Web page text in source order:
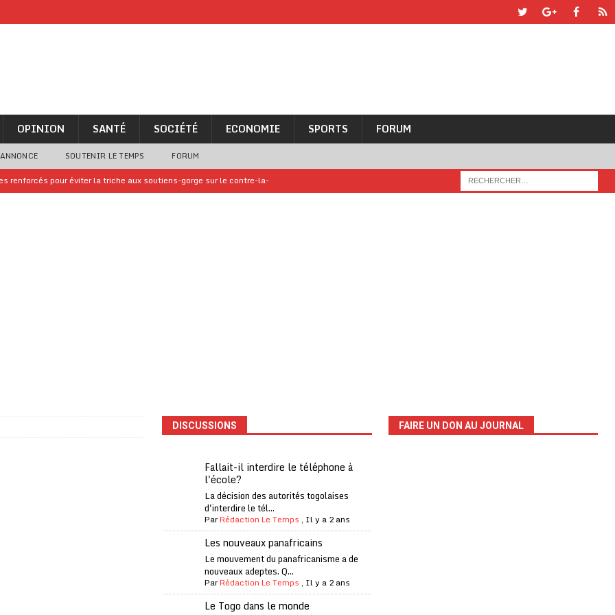
OPINION SANTÉ SOCIÉTÉ ECONOMIE SPORTS FORUM
SOUTENIR LE TEMPS FORUM
renforcés pour éviter la triche aux soutiens-gorge sur le contre-la-
l’Italie et de l’AC Milan, est mort à 66 ans
A LA UNE
trophée de la Coupe du monde
menace à «l’unanimité» d’un boycott des Coupes du monde
A LA UNE
DISCUSSIONS
Fallait-il interdire le téléphone à
l'école?
La décision des autorités togolaises
d'interdire le tél...
ParRédaction Le Temps , Il y a 2 ans
Les nouveaux panafricains
Le mouvement du panafricanisme a de
nouveaux adeptes. Q...
ParRédaction Le Temps , Il y a 2 ans
Le Togo dans le monde
FAIRE UN DON AU JOURNAL